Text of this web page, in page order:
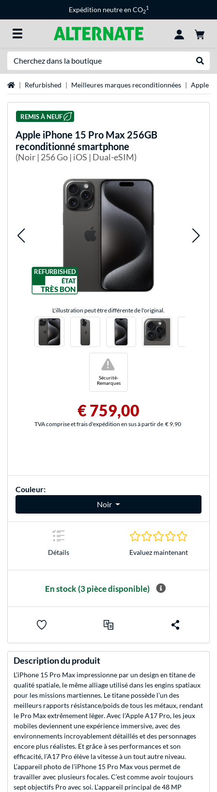
Expédition neutre en CO2
1
Page d'accueil
Refurbished Meilleures marques reconditionnées Apple
REMIS À NEUF
Apple iPhone 15 Pro Max 256GB
reconditionné smartphone
(Noir | 256 Go | iOS | Dual-eSIM)
REFURBISHED
ÉTAT
TRÈS BON
L'illustration peut être différente de l'original.
Sécurité-
Remarques
!
€ 759,00
TVA comprise et frais d'expédition en sus à partir de € 9,90
Couleur:
Noir
Détails Evaluez maintenant
En stock (3 pièce disponible)
Description du produit
L’iPhone 15 Pro Max impressionne par un design en titane de
qualité spatiale, le même alliage utilisé dans les engins spatiaux
pour les missions martiennes. Le titane possède l’un des
meilleurs rapports résistance/poids de tous les métaux, rendant
le Pro Max extrêmement léger. Avec l’Apple A17 Pro, les jeux
mobiles deviennent une expérience immersive, avec des
environnements incroyablement détaillés et des personnages
encore plus réalistes. Et grâce à ses performances et son
efficacité, l’A17 Pro élève la vitesse à un tout autre niveau.
L’appareil photo de l’iPhone 15 Pro Max vous permet de
travailler avec plusieurs focales. C’est comme avoir toujours
sept objectifs Pro avec soi. L’appareil principal de 48 MP